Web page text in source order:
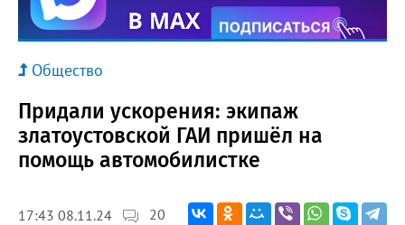
Общество
Придали ускорения: экипаж
златоустовской ГАИ пришёл на
помощь автомобилистке
17:43 08.11.24 20